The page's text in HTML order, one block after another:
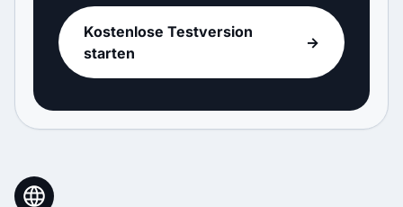
Kostenlose Testversion
starten
→